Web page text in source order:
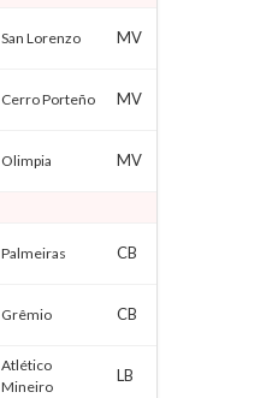
San Lorenzo MV
Cerro Porteño MV
Olimpia MV
Palmeiras CB
Grêmio CB
Atlético
Mineiro
LB